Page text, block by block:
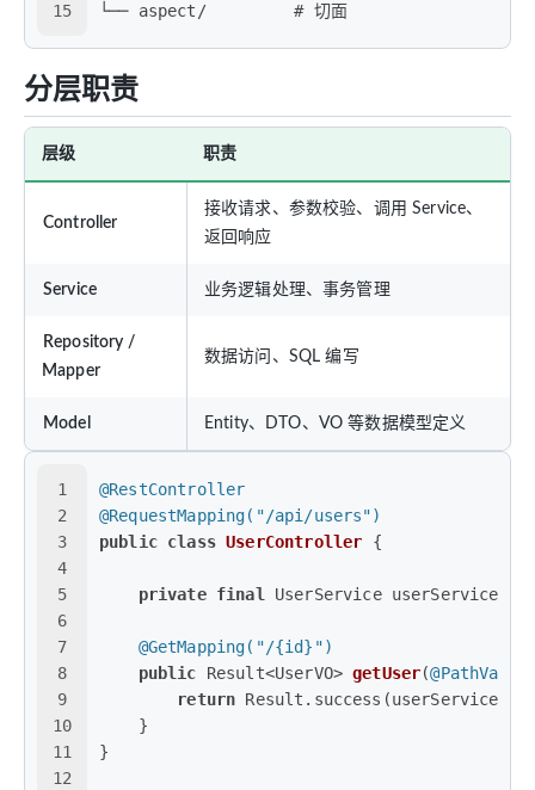
15
└── aspect/         # 切面
分层职责
层级 职责
Controller
接收请求、参数校验、调用 Service、
返回响应
Service 业务逻辑处理、事务管理
Repository /
Mapper
数据访问、SQL 编写
Model Entity、DTO、VO 等数据模型定义
1
2
3
4
5
6
7
8
9
10
11
12
@RestController
@RequestMapping("/api/users")
public class UserController {
private final UserService userService;
@GetMapping("/{id}")
public Result<UserVO> getUser(
return
    }
}